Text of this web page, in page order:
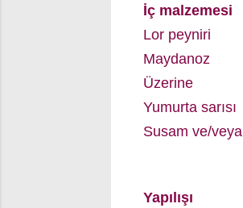
İç malzemesi
Lor peyniri
Maydanoz
Üzerine
Yumurta sarısı
Susam ve/veya
Yapılışı